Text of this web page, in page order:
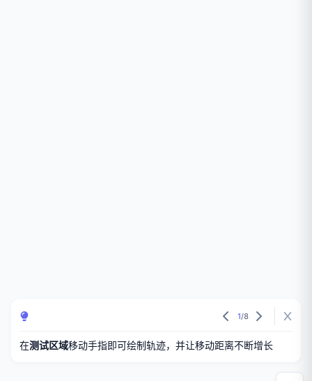
在测试区域移动手指即可绘制轨迹，并让移动距离不断增长
1/8